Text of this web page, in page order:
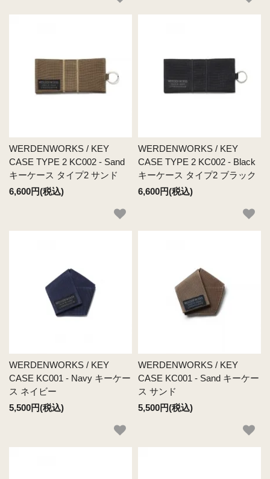
WERDENWORKS / KEY
CASE TYPE 2 KC002 - Sand
キーケース タイプ2 サンド
6,600円(税込)
WERDENWORKS / KEY
CASE TYPE 2 KC002 - Black
キーケース タイプ2 ブラック
6,600円(税込)
WERDENWORKS / KEY
CASE KC001 - Navy キーケー
ス ネイビー
5,500円(税込)
WERDENWORKS / KEY
CASE KC001 - Sand キーケー
ス サンド
5,500円(税込)